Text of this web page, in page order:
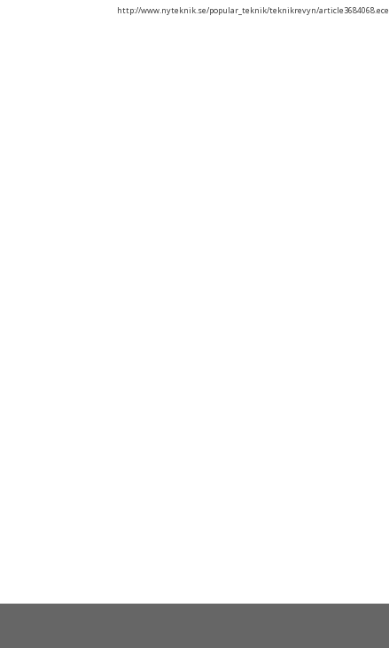
http://www.nyteknik.se/popular_teknik/teknikrevyn/article3684068.ece